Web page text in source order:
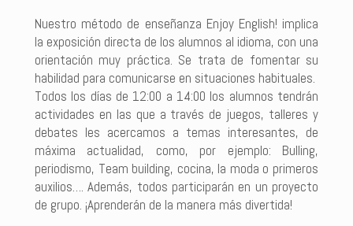
Nuestro método de enseñanza Enjoy English! implica
la exposición directa de los alumnos al idioma, con una
orientación muy práctica. Se trata de fomentar su
habilidad para comunicarse en situaciones habituales.
Todos los días de 12:00 a 14:00 los alumnos tendrán
actividades en las que a través de juegos, talleres y
debates les acercamos a temas interesantes, de
máxima actualidad, como, por ejemplo: Bulling,
periodismo, Team building, cocina, la moda o primeros
auxilios…. Además, todos participarán en un proyecto
de grupo. ¡Aprenderán de la manera más divertida!